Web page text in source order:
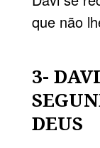
que não
3-
DEUS